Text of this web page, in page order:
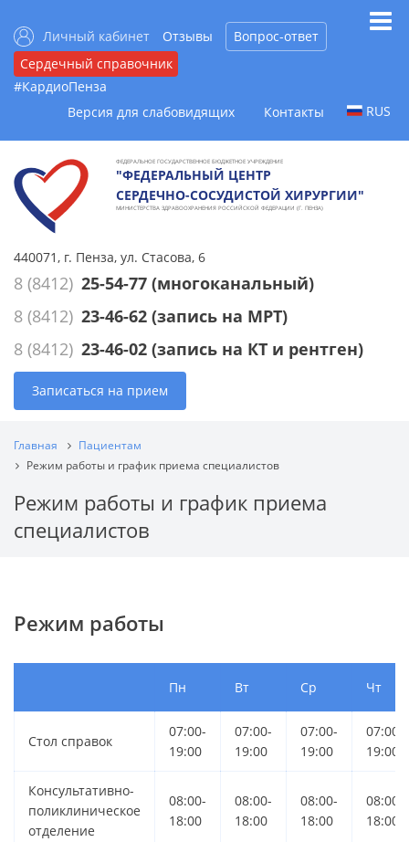
Личный кабинет Отзывы
Вопрос-ответ
Сердечный справочник
#КардиоПенза
Версия для слабовидящих
Контакты RUS
ФЕДЕРАЛЬНОЕ ГОСУДАРСТВЕННОЕ БЮДЖЕТНОЕ УЧРЕЖДЕНИЕ
"ФЕДЕРАЛЬНЫЙ ЦЕНТР
СЕРДЕЧНО-СОСУДИСТОЙ ХИРУРГИИ"
МИНИСТЕРСТВА ЗДРАВООХРАНЕНИЯ РОССИЙСКОЙ ФЕДЕРАЦИИ (Г. ПЕНЗА)
440071, г. Пенза, ул. Стасова, 6
8 (8412) 25-54-77 (многоканальный)
8 (8412) 23-46-62 (запись на МРТ)
8 (8412) 23-46-02 (запись на КТ и рентген)
Записаться на прием
Главная
Пациентам
Режим работы и график приема специалистов
Режим работы и график приема
специалистов
Режим работы
Пн Вт Ср Чт
Стол справок
07:00-
19:00
07:00-
19:00
07:00-
19:00
07:00-
19:00
Консультативно-
поликлиническое
отделение
08:00-
18:00
08:00-
18:00
08:00-
18:00
08:00-
18:00